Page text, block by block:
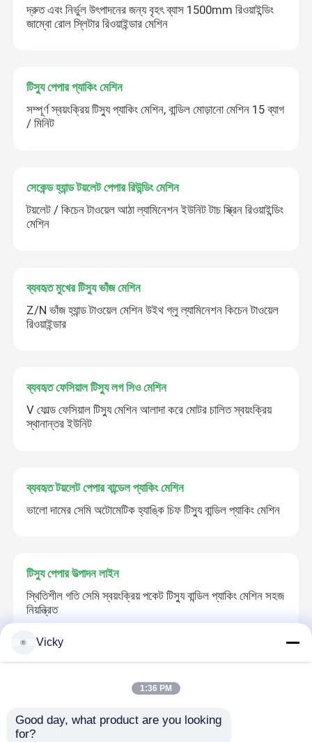
দ্রুত এবং নির্ভুল উৎপাদনের জন্য বৃহৎ ব্যাস 1500mm রিওয়াইন্ডিং
জাম্বো রোল স্লিটার রিওয়াইন্ডার মেশিন
টিস্যু পেপার প্যাকিং মেশিন
সম্পূর্ণ স্বয়ংক্রিয় টিস্যু প্যাকিং মেশিন, বান্ডিল মোড়ানো মেশিন 15 ব্যাগ
/ মিনিট
সেকেন্ড হ্যান্ড টয়লেট পেপার রিউন্ডিং মেশিন
টয়লেট / কিচেন টাওয়েল আঠা ল্যামিনেশন ইউনিট টাচ স্ক্রিন রিওয়াইন্ডিং
মেশিন
ব্যবহৃত মুখের টিস্যু ভাঁজ মেশিন
Z/N ভাঁজ হ্যান্ড টাওয়েল মেশিন উইথ গ্লু ল্যামিনেশন কিচেন টাওয়েল
রিওয়াইন্ডার
ব্যবহৃত ফেসিয়াল টিস্যু লগ সিও মেশিন
V ফোল্ড ফেসিয়াল টিস্যু মেশিন আলাদা করে মোটর চালিত স্বয়ংক্রিয়
স্থানান্তর ইউনিট
ব্যবহৃত টয়লেট পেপার বান্ডেল প্যাকিং মেশিন
ভালো দামের সেমি অটোমেটিক হ্যাঙ্কি চিফ টিস্যু বান্ডিল প্যাকিং মেশিন
টিস্যু পেপার উত্পাদন লাইন
স্থিতিশীল গতি সেমি স্বয়ংক্রিয় পকেট টিস্যু বান্ডিল প্যাকিং মেশিন সহজ
নিয়ন্ত্রিত
টয়লেট ম্যাক্সি / জেআরটি / এইচআরটি স্লিটিং এবং মেশিন পুনর্চালনা
Vicky
1:36 PM
Good day, what product are you looking
for?